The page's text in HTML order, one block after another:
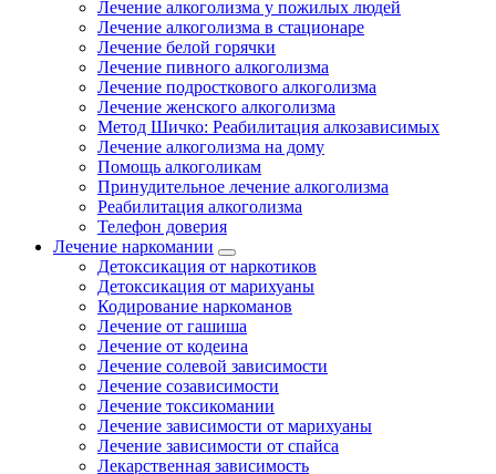
Лечение алкоголизма у пожилых людей
Лечение алкоголизма в стационаре
Лечение белой горячки
Лечение пивного алкоголизма
Лечение подросткового алкоголизма
Лечение женского алкоголизма
Метод Шичко: Реабилитация алкозависимых
Лечение алкоголизма на дому
Помощь алкоголикам
Принудительное лечение алкоголизма
Реабилитация алкоголизма
Телефон доверия
Лечение наркомании
Детоксикация от наркотиков
Детоксикация от марихуаны
Кодирование наркоманов
Лечение от гашиша
Лечение от кодеина
Лечение солевой зависимости
Лечение созависимости
Лечение токсикомании
Лечение зависимости от марихуаны
Лечение зависимости от спайса
Лекарственная зависимость